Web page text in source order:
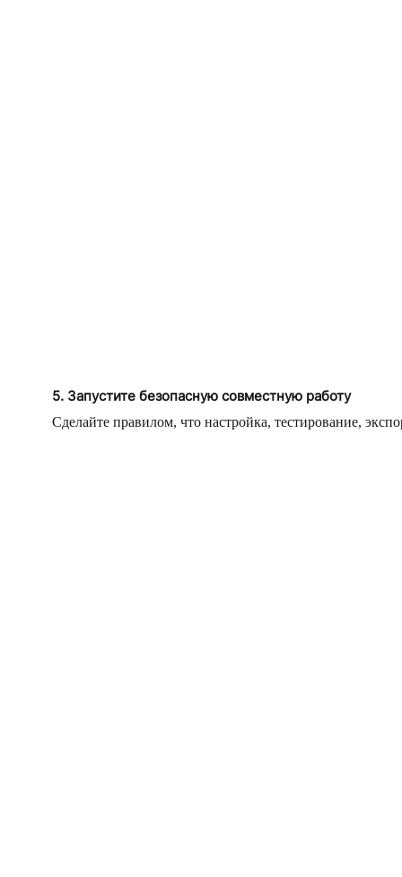
5. Запустите безопасную совместную работу
Сделайте правилом, что настройка, тестирование,